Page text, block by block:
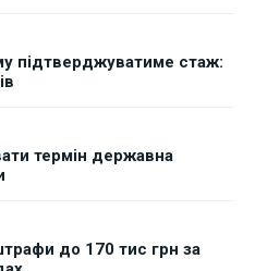
підтверджуватиме стаж:
термін державна
до 170 тис грн за